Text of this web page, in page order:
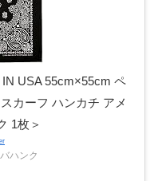
USA 55cm×55cm ペ
カーフ ハンカチ アメ
1枚＞
ハンク